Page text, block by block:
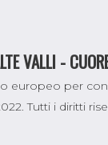
VALLI -
europeo per
Tutti i diritti